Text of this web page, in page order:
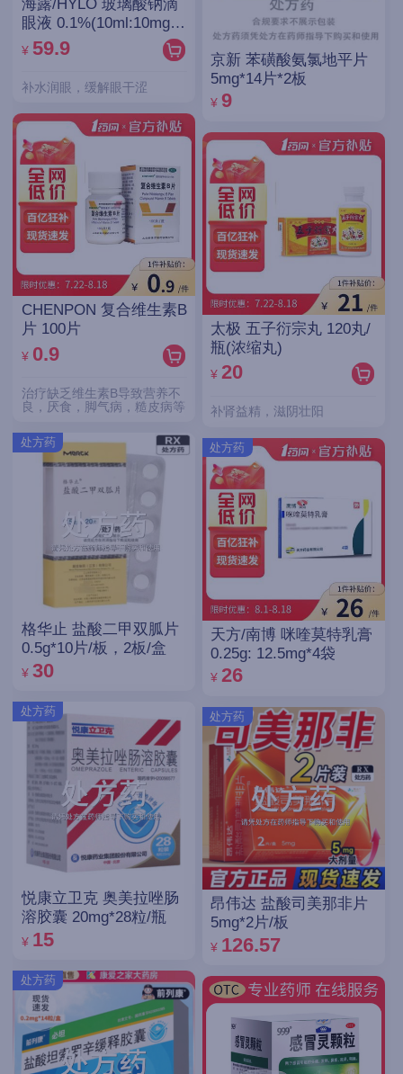
海露/HYLO 玻璃酸钠滴
眼液 0.1%(10ml:10mg)/
支(OTC)
¥ 59.9
补水润眼，缓解眼干涩
CHENPON 复合维生素B
片 100片
¥ 0.9
治疗缺乏维生素B导致营养不
良，厌食，脚气病，糙皮病等
处方药
格华止 盐酸二甲双胍片
0.5g*10片/板，2板/盒
¥ 30
处方药
悦康立卫克 奥美拉唑肠
溶胶囊 20mg*28粒/瓶
¥ 15
处方药
京新 苯磺酸氨氯地平片
5mg*14片*2板
¥ 9
太极 五子衍宗丸 120丸/
瓶(浓缩丸)
¥ 20
补肾益精，滋阴壮阳
处方药
天方/南博 咪喹莫特乳膏
0.25g: 12.5mg*4袋
¥ 26
处方药
昂伟达 盐酸司美那非片
5mg*2片/板
¥ 126.57